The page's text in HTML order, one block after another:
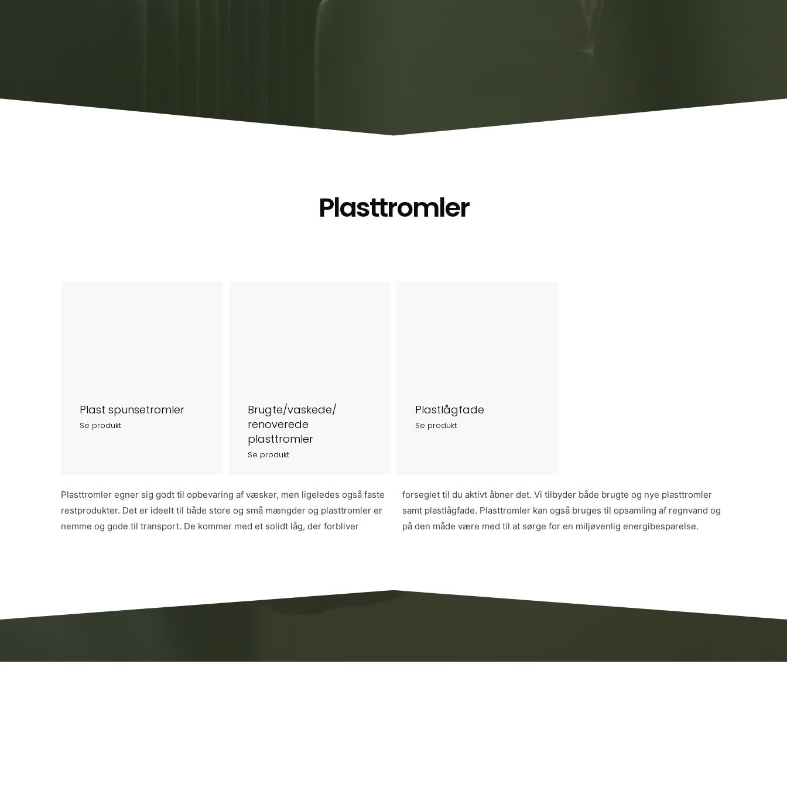
Plasttromler
Plast spunsetromler
Se produkt
Brugte/vaskede/
renoverede
plasttromler
Se produkt
Plastlågfade
Se produkt
Plasttromler egner sig godt til opbevaring af væsker, men ligeledes også faste
restprodukter. Det er ideelt til både store og små mængder og plasttromler er
nemme og gode til transport. De kommer med et solidt låg, der forbliver
forseglet til du aktivt åbner det. Vi tilbyder både brugte og nye plasttromler
samt plastlågfade. Plasttromler kan også bruges til opsamling af regnvand og
på den måde være med til at sørge for en miljøvenlig energibesparelse.